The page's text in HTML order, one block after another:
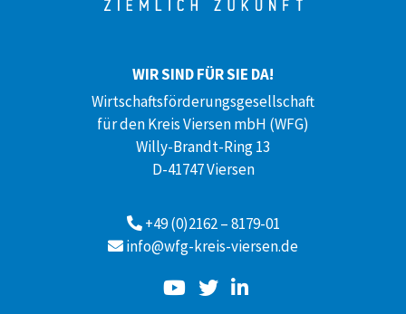
WIR SIND FÜR SIE DA!
Wirtschaftsförderungsgesellschaft
für den Kreis Viersen mbH (WFG)
Willy-Brandt-Ring 13
D-41747 Viersen
+49 (0)2162 – 8179-01
info@wfg-kreis-viersen.de